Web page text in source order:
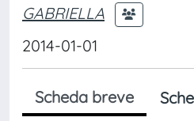
GABRIELLA
2014-01-01
Scheda breve